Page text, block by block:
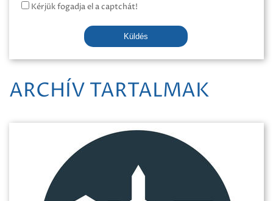
Kérjük fogadja el a captchát!
Küldés
ARCHÍV TARTALMAK